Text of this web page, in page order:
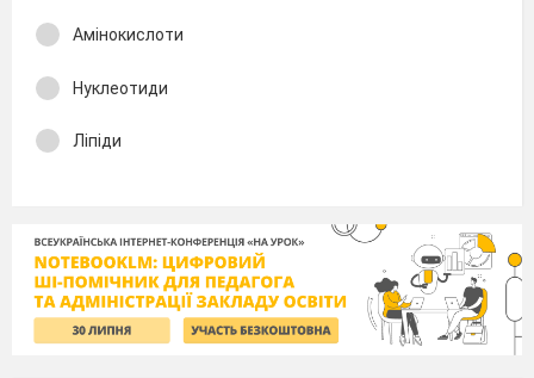
Амінокислоти
Нуклеотиди
Ліпіди